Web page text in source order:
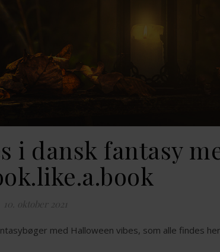
i dansk fantasy
10. oktober 2021
med Halloween vibes, som alle findes